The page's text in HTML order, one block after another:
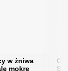
w żniwa
mokre